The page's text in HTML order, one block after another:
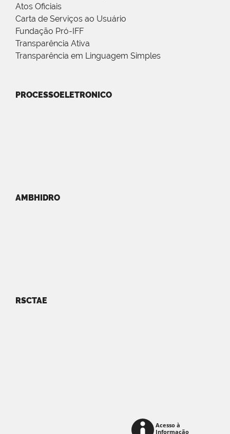
Atos Oficiais
Carta de Serviços ao Usuário
Fundação Pró-IFF
Transparência Ativa
Transparência em Linguagem Simples
PROCESSOELETRONICO
AMBHIDRO
RSCTAE